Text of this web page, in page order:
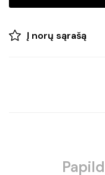
CRYSTAL
LIGHTSĮ norų sąrašą